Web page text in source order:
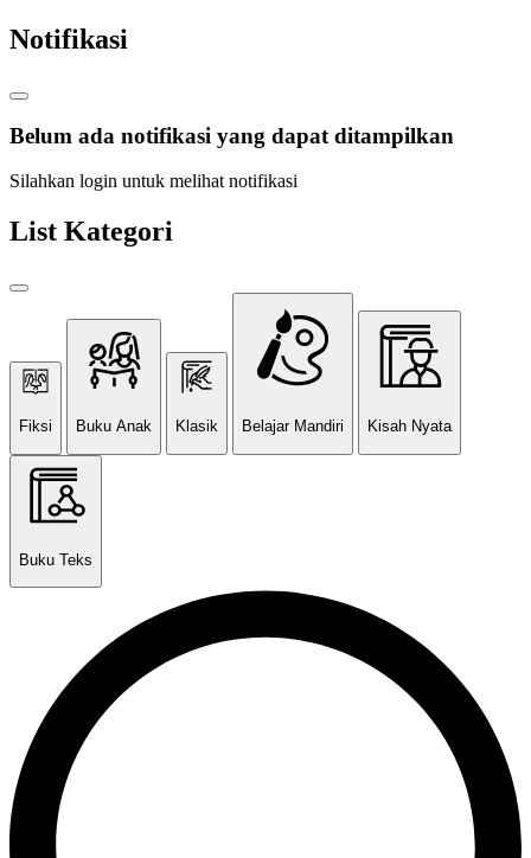
Notifikasi
Belum ada notifikasi yang dapat ditampilkan
Silahkan login untuk melihat notifikasi
List Kategori
Fiksi Buku Anak Klasik Belajar Mandiri Kisah Nyata
Buku Teks